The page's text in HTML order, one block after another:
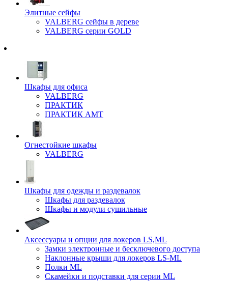
Элитные сейфы
VALBERG сейфы в дереве
VALBERG серии GOLD
Шкафы для офиса
VALBERG
ПРАКТИК
ПРАКТИК AMT
Огнестойкие шкафы
VALBERG
Шкафы для одежды и раздевалок
Шкафы для раздевалок
Шкафы и модули сушильные
Аксессуары и опции для локеров LS,ML
Замки электронные и бесключевого доступа
Наклонные крыши для локеров LS-ML
Полки ML
Скамейки и подставки для серии ML